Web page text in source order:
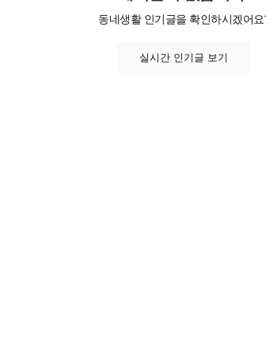
동네생활 인기글을 확인하시겠어요
실시간 인기글 보기